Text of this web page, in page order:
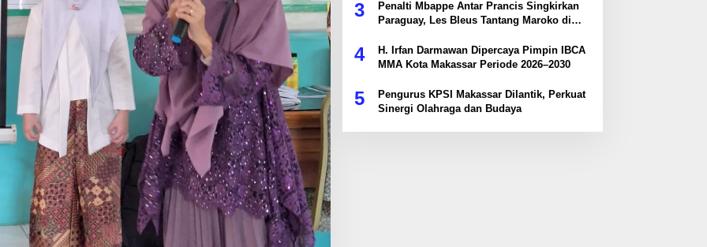
3
Penalti Mbappe Antar Prancis Singkirkan
Paraguay, Les Bleus Tantang Maroko di
4
H. Irfan Darmawan Dipercaya Pimpin IBCA
MMA Kota Makassar Periode 2026–2030
5
Pengurus KPSI Makassar Dilantik, Perkuat
Sinergi Olahraga dan Budaya